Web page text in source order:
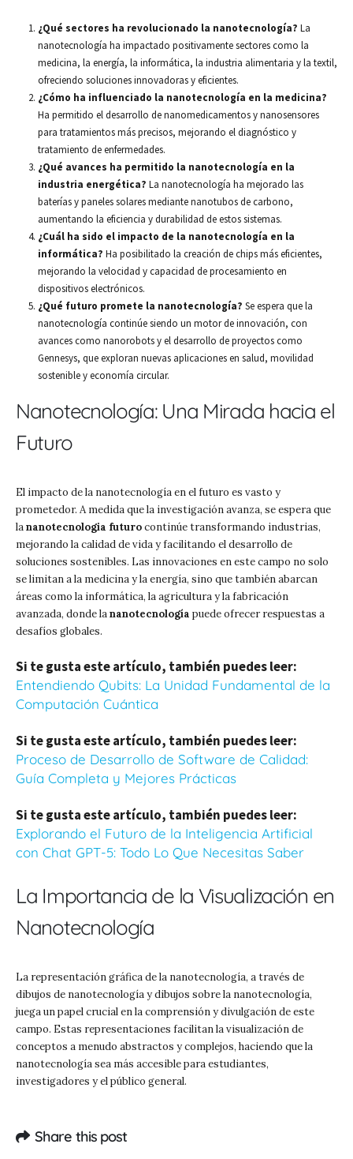
¿Qué sectores ha revolucionado la nanotecnología? La
nanotecnología ha impactado positivamente sectores como la
medicina, la energía, la informática, la industria alimentaria y la textil,
ofreciendo soluciones innovadoras y eficientes.
¿Cómo ha influenciado la nanotecnología en la medicina?
Ha permitido el desarrollo de nanomedicamentos y nanosensores
para tratamientos más precisos, mejorando el diagnóstico y
tratamiento de enfermedades.
¿Qué avances ha permitido la nanotecnología en la
industria energética? La nanotecnología ha mejorado las
baterías y paneles solares mediante nanotubos de carbono,
aumentando la eficiencia y durabilidad de estos sistemas.
¿Cuál ha sido el impacto de la nanotecnología en la
informática? Ha posibilitado la creación de chips más eficientes,
mejorando la velocidad y capacidad de procesamiento en
dispositivos electrónicos.
¿Qué futuro promete la nanotecnología? Se espera que la
nanotecnología continúe siendo un motor de innovación, con
avances como nanorobots y el desarrollo de proyectos como
Gennesys, que exploran nuevas aplicaciones en salud, movilidad
sostenible y economía circular.
Nanotecnología: Una Mirada hacia el
Futuro
El impacto de la nanotecnología en el futuro es vasto y
prometedor. A medida que la investigación avanza, se espera que
lananotecnologia futurocontinúe transformando industrias,
mejorando la calidad de vida y facilitando el desarrollo de
soluciones sostenibles. Las innovaciones en este campo no solo
se limitan a la medicina y la energía, sino que también abarcan
áreas como la informática, la agricultura y la fabricación
avanzada, donde lananotecnología puede ofrecer respuestas a
desafíos globales.
Si te gusta este artículo, también puedes leer:
Entendiendo Qubits: La Unidad Fundamental de la
Computación Cuántica
Si te gusta este artículo, también puedes leer:
Proceso de Desarrollo de Software de Calidad:
Guía Completa y Mejores Prácticas
Si te gusta este artículo, también puedes leer:
Explorando el Futuro de la Inteligencia Artificial
con Chat GPT-5: Todo Lo Que Necesitas Saber
La Importancia de la Visualización en
Nanotecnología
La representación gráfica de la nanotecnología, a través de
dibujos de nanotecnología y dibujos sobre la nanotecnología,
juega un papel crucial en la comprensión y divulgación de este
campo. Estas representaciones facilitan la visualización de
conceptos a menudo abstractos y complejos, haciendo que la
nanotecnología sea más accesible para estudiantes,
investigadores y el público general.
Share this post